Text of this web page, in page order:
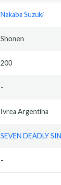
Nakaba Suzuki
Shonen
200
-
Ivrea Argentina
SEVEN DEADLY
-